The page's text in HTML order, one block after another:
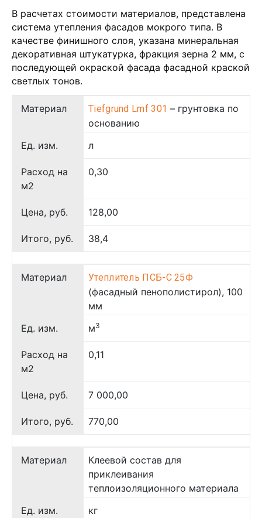
В расчетах стоимости материалов, представлена
система утепления фасадов мокрого типа. В
качестве финишного слоя, указана минеральная
декоративная штукатурка, фракция зерна 2 мм, с
последующей окраской фасада фасадной краской
светлых тонов.
Материал Tiefgrund Lmf 301 – грунтовка по
основанию
Ед. изм.
л
Расход на
м2
0,30
Цена, руб. 128,00
Итого, руб. 38,4
Материал Утеплитель ПСБ-С 25Ф
(фасадный пенополистирол), 100
мм
Ед. изм.
м3
Расход на
м2
0,11
Цена, руб. 7 000,00
Итого, руб. 770,00
Материал
Клеевой состав для
приклеивания
теплоизоляционного материала
Ед. изм.
кг